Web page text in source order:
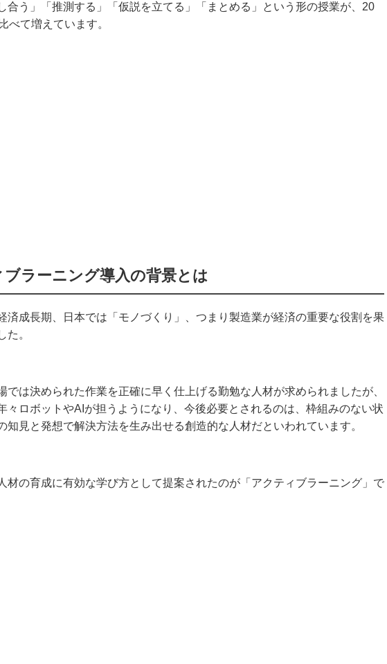
合う」「推測する」「仮説を立てる」「まとめる」という形の授業が、20
べて増えています。
ブラーニング導入の背景とは
済成長期、日本では「モノづくり」、つまり製造業が経済の重要な役割を果
た。
では決められた作業を正確に早く仕上げる勤勉な人材が求められましたが、
々ロボットやAIが担うようになり、今後必要とされるのは、枠組みのない状
知見と発想で解決方法を生み出せる創造的な人材だといわれています。
材の育成に有効な学び方として提案されたのが「アクティブラーニング」で